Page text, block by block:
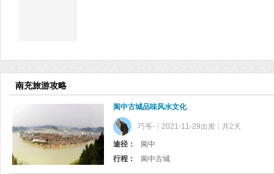
南充旅游攻略
阆中古城品味风水文化
巧爷- 2021-11-29出发 共2天
途径：
阆中
行程：
阆中古城